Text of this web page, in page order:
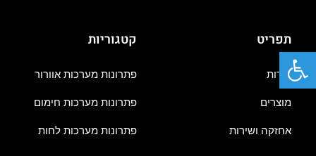
תפריט
אודות
מוצרים
אחזקה ושירות
קטגוריות
פתרונות מערכות אוורור
פתרונות מערכות חימום
פתרונות מערכות לחות
פתח סרגל נגישות